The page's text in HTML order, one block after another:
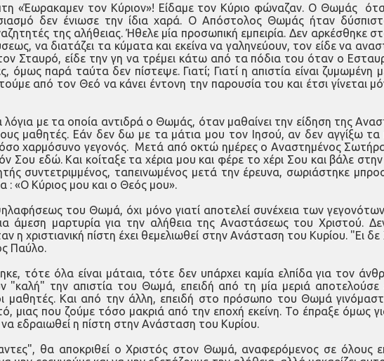
«Έωρακαμεν τον Κύριον»! Είδαμε τον Κύριο φώναζαν. Ο Θωμάς
δεν ένιωσε την ίδια χαρά. Ο Απόστολος Θωμάς ήταν
της αλήθειας. Ήθελε μία προσωπική εμπειρία. Δεν αρκέσθηκε
να διατάζει τα κύματα και εκείνα να γαληνεύουν, τον είδε να
Σταυρό, είδε την γη να τρέμει κάτω από τα πόδια του όταν ο
όμως παρά ταύτα δεν πίστεψε. Γιατί; Γιατί η απιστία είναι
από τον Θεό να κάνει έντονη την παρουσία του και έτσι γίνεται
λόγια με τα οποία αντιδρά ο Θωμάς, όταν μαθαίνει την είδηση της
μαθητές. Εάν δεν δω με τα μάτια μου τον Ιησού, αν δεν αγγίξω τα
χαρμόσυνο γεγονός. Μετά από οκτώ ημέρες ο Αναστημένος Σωτήρας
εδώ. Και κοίταξε τα χέρια μου και φέρε το χέρι Σου και βάλε
συντετριμμένος, ταπεινωμένος μετά την έρευνα, σωριάστηκε
: «Ο Κύριος μου και ο Θεός μου».
του Θωμά, όχι μόνο γιατί αποτελεί συνέχεια των
άμεση μαρτυρία για την αλήθεια της Αναστάσεως του Χριστού.
η χριστιανική πίστη έχει θεμελιωθεί στην Ανάσταση του Κυρίου. "Ει
Παύλο.
τότε όλα είναι μάταια, τότε δεν υπάρχει καμία ελπίδα για τον
"καλή" την απιστία του Θωμά, επειδή από τη μία μεριά
μαθητές. Και από την άλλη, επειδή στο πρόσωπο του Θωμά
μιας που ζούμε τόσο μακριά από την εποχή εκείνη. Το έπραξε όμως
εδραιωθεί η πίστη στην Ανάσταση του Κυρίου.
θα αποκριθεί ο Χριστός στον Θωμά, αναφερόμενος σε όλους